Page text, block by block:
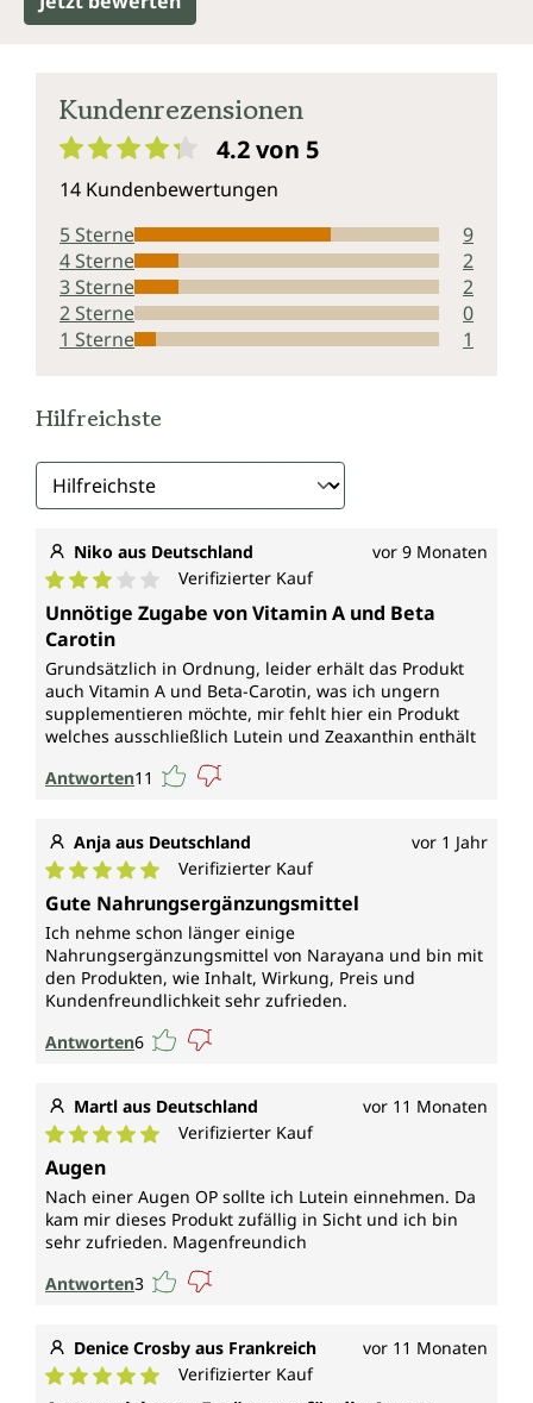
Kundenrezensionen
4.2 von 5
14 Kundenbewertungen
5 Sterne
9
4 Sterne
2
3 Sterne
2
2 Sterne
0
1 Sterne
1
Hilfreichste
Niko aus Deutschland vor 9 Monaten
Durchschnittliche Bewertung von 3 von 5 Sternen
Verifizierter Kauf
Unnötige Zugabe von Vitamin A und Beta
Carotin
Grundsätzlich in Ordnung, leider erhält das Produkt
auch Vitamin A und Beta-Carotin, was ich ungern
supplementieren möchte, mir fehlt hier ein Produkt
welches ausschließlich Lutein und Zeaxanthin enthält
Antworten11
Anja aus Deutschland vor 1 Jahr
Durchschnittliche Bewertung von 5 von 5 Sternen
Verifizierter Kauf
Gute Nahrungsergänzungsmittel
Ich nehme schon länger einige
Nahrungsergänzungsmittel von Narayana und bin mit
den Produkten, wie Inhalt, Wirkung, Preis und
Kundenfreundlichkeit sehr zufrieden.
Antworten6
Martl aus Deutschland vor 11 Monaten
Durchschnittliche Bewertung von 5 von 5 Sternen
Verifizierter Kauf
Augen
Nach einer Augen OP sollte ich Lutein einnehmen. Da
kam mir dieses Produkt zufällig in Sicht und ich bin
sehr zufrieden. Magenfreundich
Antworten3
Denice Crosby aus Frankreich vor 11 Monaten
Verifizierter Kauf